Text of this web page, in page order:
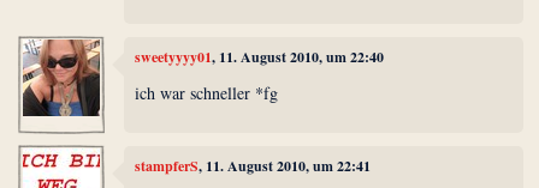
sweetyyyy01, 11. August 2010, um 22:40
ich war schneller *fg
stampferS, 11. August 2010, um 22:41